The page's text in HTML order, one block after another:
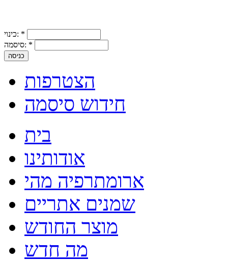
כינוי: *
סיסמה: *
הצטרפות
חידוש סיסמה
בית
אודותינו
ארומתרפיה מהי
שמנים אתריים
מוצר החודש
מה חדש